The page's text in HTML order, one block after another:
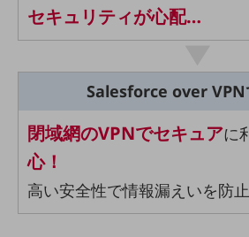
端末の一元管理
運用保守・故障紛失サポート
回線・ネットワーク
お手続き
セキュリティが心配…
Salesforce over VPN
閉域網のVPNでセキュアに
心！
高い安全性で情報漏えいを防止